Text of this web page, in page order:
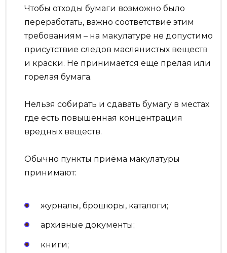
Чтобы отходы бумаги возможно было
переработать, важно соответствие этим
требованиям – на макулатуре не допустимо
присутствие следов маслянистых веществ
и краски. Не принимается еще прелая или
горелая бумага.
Нельзя собирать и сдавать бумагу в местах
где есть повышенная концентрация
вредных веществ.
Обычно пункты приёма макулатуры
принимают:
журналы, брошюры, каталоги;
архивные документы;
книги;